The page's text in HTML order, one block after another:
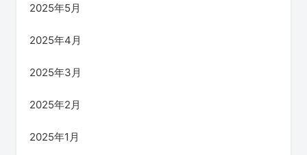
2025年5月
2025年4月
2025年3月
2025年2月
2025年1月